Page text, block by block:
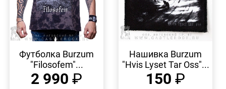
ПРОСМОТР
Футболка Burzum
"Filosofem"...
2 990 ₽
ПРОСМОТР
Нашивка Burzum
"Hvis Lyset Tar Oss"...
150 ₽